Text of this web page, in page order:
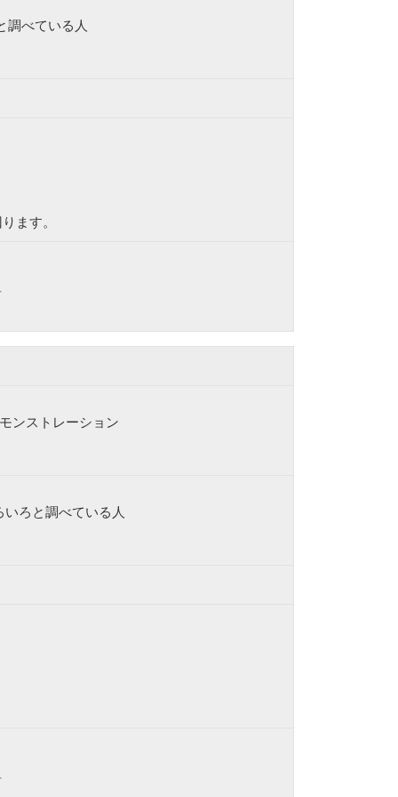
べている人
ます。
ンストレーション
ろと調べている人